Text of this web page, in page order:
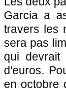
Garcia a
travers les
sera pas
qui devrait
d'euros.
en octobre